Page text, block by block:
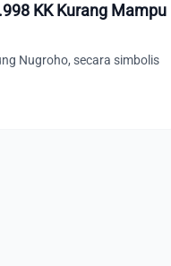
KK Kurang Mampu
Nugroho, secara simbolis